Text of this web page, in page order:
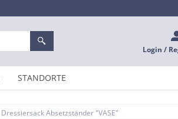
Login /
STANDORTE
Dressiersack Absetzständer "VASE"